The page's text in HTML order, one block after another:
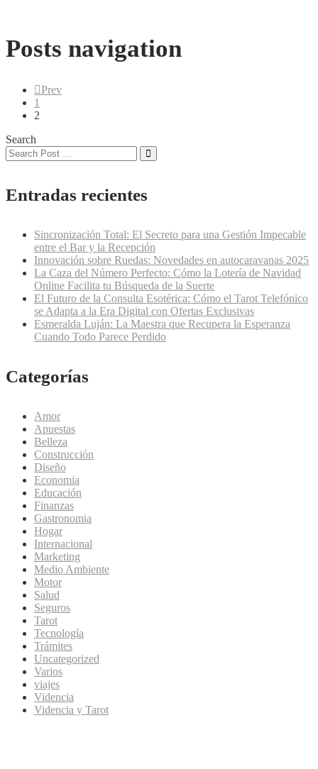
Posts navigation
Prev
1
2
Search
Entradas recientes
Sincronización Total: El Secreto para una Gestión Impecable
entre el Bar y la Recepción
Innovación sobre Ruedas: Novedades en autocaravanas 2025
La Caza del Número Perfecto: Cómo la Lotería de Navidad
Online Facilita tu Búsqueda de la Suerte
El Futuro de la Consulta Esotérica: Cómo el Tarot Telefónico
se Adapta a la Era Digital con Ofertas Exclusivas
Esmeralda Luján: La Maestra que Recupera la Esperanza
Cuando Todo Parece Perdido
Categorías
Amor
Apuestas
Belleza
Construcción
Diseño
Economia
Educación
Finanzas
Gastronomia
Hogar
Internacional
Marketing
Medio Ambiente
Motor
Salud
Seguros
Tarot
Tecnología
Trámites
Uncategorized
Varios
viajes
Videncia
Videncia y Tarot